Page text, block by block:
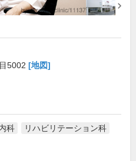
5002 [地図]
科
リハビリテーション科